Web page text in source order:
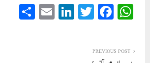
W
ha
A
Fa
ce
ok
T
wi
Li
nk
E
m
PREVIOUS POST